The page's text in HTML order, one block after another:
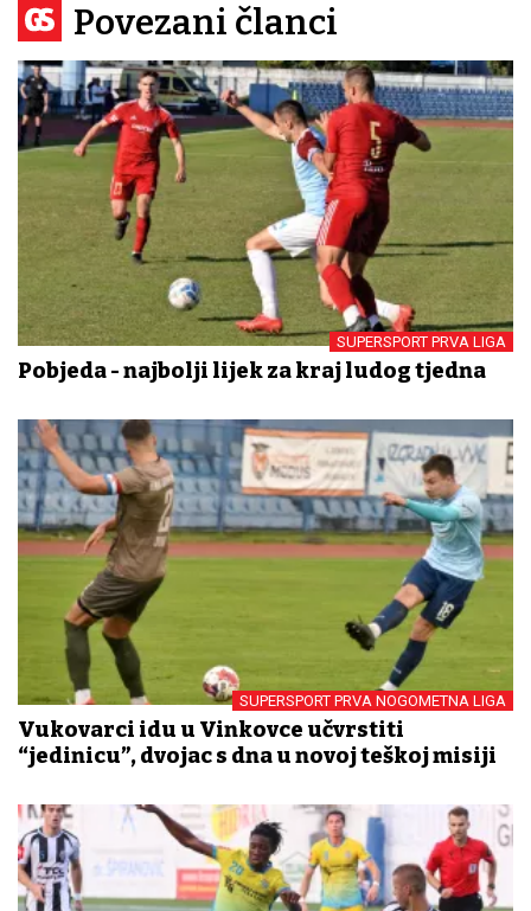
Povezani članci
SUPERSPORT PRVA LIGA
Pobjeda - najbolji lijek za kraj ludog tjedna
SUPERSPORT PRVA NOGOMETNA LIGA
Vukovarci idu u Vinkovce učvrstiti
“jedinicu”, dvojac s dna u novoj teškoj misiji